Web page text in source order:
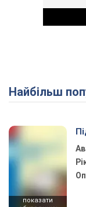
Найбільш
показати